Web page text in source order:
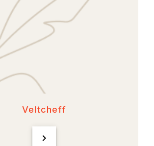
Veltcheff
chevron_right